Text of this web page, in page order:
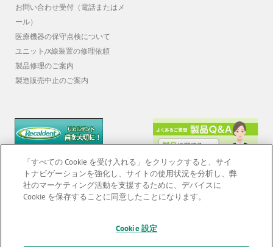
お問い合わせ受付（電話またはメ
ール）
医療機器の保守点検について
ユニット/X線装置の修理依頼
製品修理のご案内
製造販売中止のご案内
無断転載禁止 | お問い合わせ
「すべての Cookie を受け入れる」をクリックすると、サイ
トナビゲーションを強化し、サイトの使用状況を分析し、弊
社のマーケティング活動を支援するために、デバイスに
Cookie を保存することに同意したことになります。
Cookie 設定